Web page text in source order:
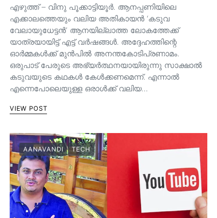
എഴുത്ത് – വിനു പൂക്കാട്ടിയൂർ. ആനപ്പണിയിലെ
എക്കാലത്തെയും വലിയ അതികായൻ ‘കടുവ
വേലായുധേട്ടൻ’ ആനയില്ലാത്ത ലോകത്തേക്ക്
യാത്രയായിട്ട് എട്ട് വർഷങ്ങൾ. അദ്ദേഹത്തിന്റെ
ഓർമ്മകൾക്ക് മുൻപിൽ അനന്തകോടിപ്രണാമം.
ഒരുപാട് പേരുടെ അഭ്യർത്ഥനയായിരുന്നു സാക്ഷാൽ
കടുവയുടെ കഥകൾ കേൾക്കണമെന്ന്. എന്നാൽ
എന്നെപോലെയുള്ള ഒരാൾക്ക് വലിയ…
VIEW POST
AANAVANDI TECH